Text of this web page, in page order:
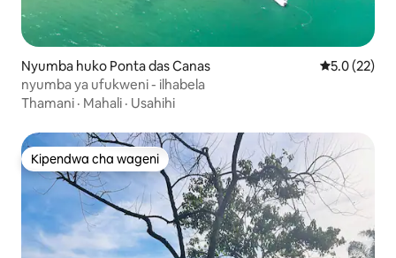
Nyumba huko Ponta das Canas Ukadiriaji
5.0 (22)
nyumba ya ufukweni - ilhabela
Thamani · Mahali · Usahihi
Kipendwa cha wageni
Kipendwa cha wageni